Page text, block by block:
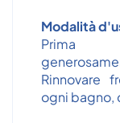
Modalità
Prima
Rinnovare
ogni bagno,